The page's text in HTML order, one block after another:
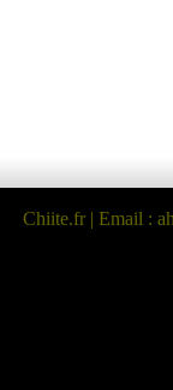
Chiite.fr | Email :